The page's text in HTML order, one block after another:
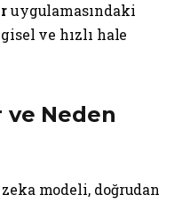
uygulamasındaki
ve hızlı hale
Neden
modeli, doğrudan